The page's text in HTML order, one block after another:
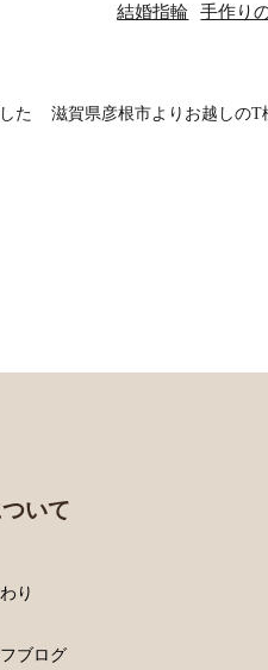
結婚指輪 手作り
た 滋賀県彦根市よりお越しの
いて
り
ブログ